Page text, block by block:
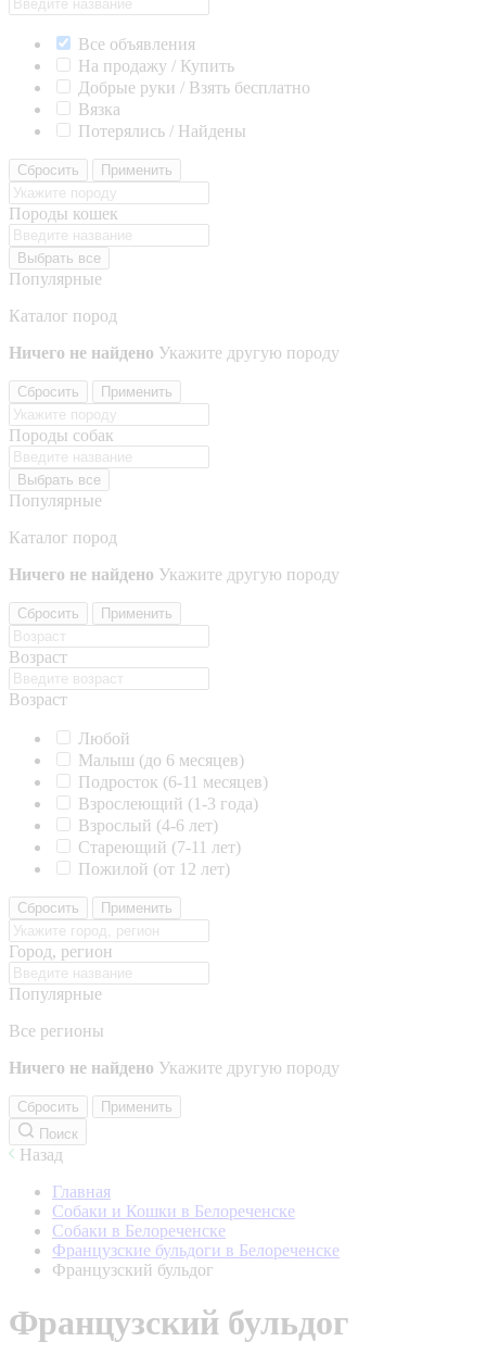
Все объявления
На продажу / Купить
Добрые руки / Взять бесплатно
Вязка
Потерялись / Найдены
Сбросить Применить
Породы кошек
Выбрать все
Популярные
Каталог пород
Ничего не найдено Укажите другую породу
Сбросить Применить
Породы собак
Выбрать все
Популярные
Каталог пород
Ничего не найдено Укажите другую породу
Сбросить Применить
Возраст
Возраст
Любой
Малыш (до 6 месяцев)
Подросток (6-11 месяцев)
Взрослеющий (1-3 года)
Взрослый (4-6 лет)
Стареющий (7-11 лет)
Пожилой (от 12 лет)
Сбросить Применить
Город, регион
Популярные
Все регионы
Ничего не найдено Укажите другую породу
Сбросить
Применить
Поиск
Назад
Главная
Собаки и Кошки в Белореченске
Собаки в Белореченске
Французские бульдоги в Белореченске
Французский бульдог
Французский бульдог